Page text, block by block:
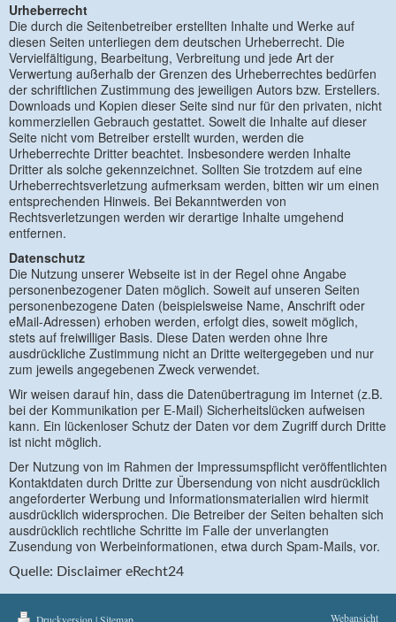
Urheberrecht
Die durch die Seitenbetreiber erstellten Inhalte und Werke auf
diesen Seiten unterliegen dem deutschen Urheberrecht. Die
Vervielfältigung, Bearbeitung, Verbreitung und jede Art der
Verwertung außerhalb der Grenzen des Urheberrechtes bedürfen
der schriftlichen Zustimmung des jeweiligen Autors bzw. Erstellers.
Downloads und Kopien dieser Seite sind nur für den privaten, nicht
kommerziellen Gebrauch gestattet. Soweit die Inhalte auf dieser
Seite nicht vom Betreiber erstellt wurden, werden die
Urheberrechte Dritter beachtet. Insbesondere werden Inhalte
Dritter als solche gekennzeichnet. Sollten Sie trotzdem auf eine
Urheberrechtsverletzung aufmerksam werden, bitten wir um einen
entsprechenden Hinweis. Bei Bekanntwerden von
Rechtsverletzungen werden wir derartige Inhalte umgehend
entfernen.
Datenschutz
Die Nutzung unserer Webseite ist in der Regel ohne Angabe
personenbezogener Daten möglich. Soweit auf unseren Seiten
personenbezogene Daten (beispielsweise Name, Anschrift oder
eMail-Adressen) erhoben werden, erfolgt dies, soweit möglich,
stets auf freiwilliger Basis. Diese Daten werden ohne Ihre
ausdrückliche Zustimmung nicht an Dritte weitergegeben und nur
zum jeweils angegebenen Zweck verwendet.
Wir weisen darauf hin, dass die Datenübertragung im Internet (z.B.
bei der Kommunikation per E-Mail) Sicherheitslücken aufweisen
kann. Ein lückenloser Schutz der Daten vor dem Zugriff durch Dritte
ist nicht möglich.
Der Nutzung von im Rahmen der Impressumspflicht veröffentlichten
Kontaktdaten durch Dritte zur Übersendung von nicht ausdrücklich
angeforderter Werbung und Informationsmaterialien wird hiermit
ausdrücklich widersprochen. Die Betreiber der Seiten behalten sich
ausdrücklich rechtliche Schritte im Falle der unverlangten
Zusendung von Werbeinformationen, etwa durch Spam-Mails, vor.
Quelle: Disclaimer eRecht24
Webansicht